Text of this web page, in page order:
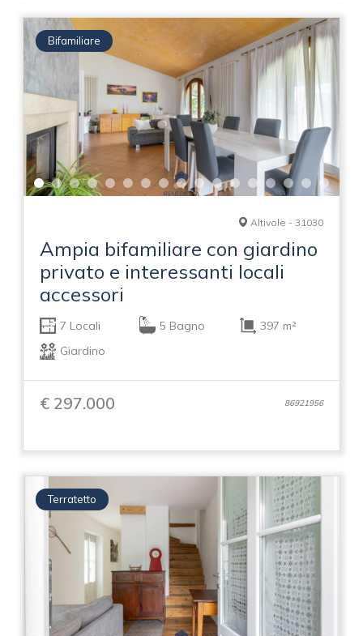
Bifamiliare
Altivole - 31030
Ampia bifamiliare con giardino
privato e interessanti locali
accessori
7 Locali 5 Bagno
397 m²
Giardino
€ 297.000 86921956
Terratetto